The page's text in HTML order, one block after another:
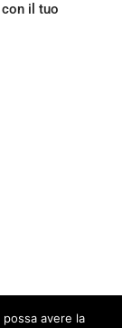
il tuo
avere la